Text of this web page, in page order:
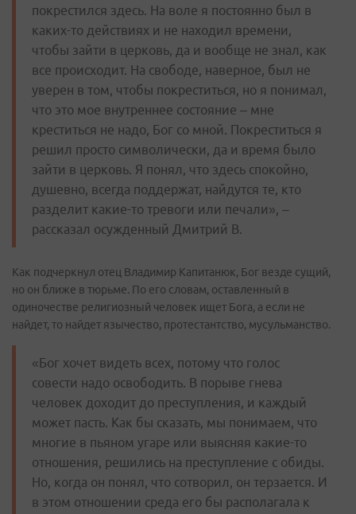
покрестился здесь. На воле я постоянно был в
каких-то действиях и не находил времени,
чтобы зайти в церковь, да и вообще не знал, как
все происходит. На свободе, наверное, был не
уверен в том, чтобы покреститься, но я понимал,
что это мое внутреннее состояние – мне
креститься не надо, Бог со мной. Покреститься я
решил просто символически, да и время было
зайти в церковь. Я понял, что здесь спокойно,
душевно, всегда поддержат, найдутся те, кто
разделит какие-то тревоги или печали», –
рассказал осужденный Дмитрий В.
Как подчеркнул отец Владимир Капитанюк, Бог везде сущий,
но он ближе в тюрьме. По его словам, оставленный в
одиночестве религиозный человек ищет Бога, а если не
найдет, то найдет язычество, протестантство, мусульманство.
«Бог хочет видеть всех, потому что голос
совести надо освободить. В порыве гнева
человек доходит до преступления, и каждый
может пасть. Как бы сказать, мы понимаем, что
многие в пьяном угаре или выясняя какие-то
отношения, решились на преступление с обиды.
Но, когда он понял, что сотворил, он терзается. И
в этом отношении среда его бы располагала к